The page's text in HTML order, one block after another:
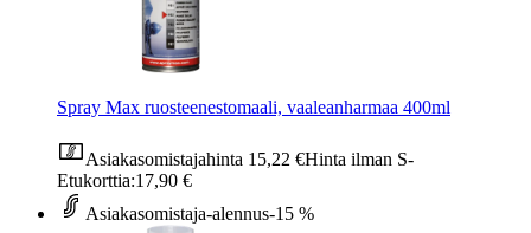
Spray Max ruosteenestomaali, vaaleanharmaa 400ml
Asiakasomistajahinta 15,22 €Hinta ilman S-
Etukorttia:17,90 €
Asiakasomistaja-alennus-15 %